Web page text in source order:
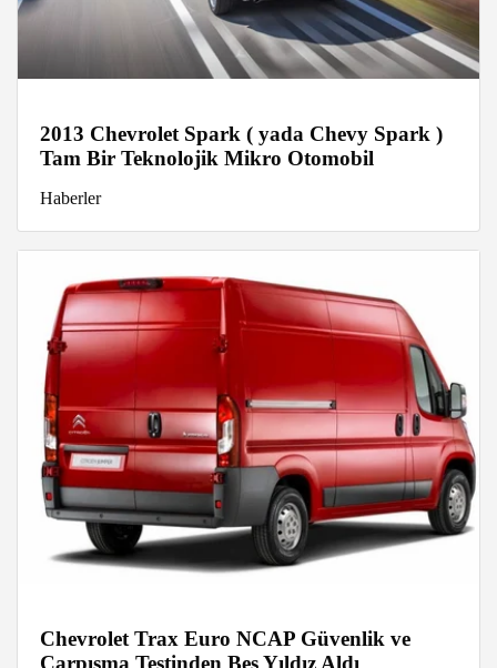
2013 Chevrolet Spark ( yada Chevy Spark )
Tam Bir Teknolojik Mikro Otomobil
Haberler
Chevrolet Trax Euro NCAP Güvenlik ve
Çarpışma Testinden Beş Yıldız Aldı